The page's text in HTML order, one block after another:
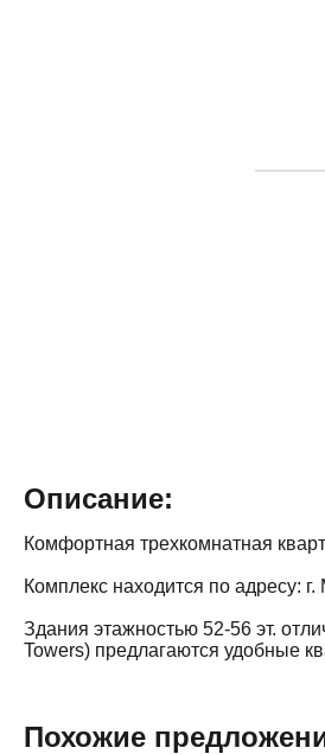
Описание:
Комфортная трехкомнатная
Комплекс находится по адресу:
Здания этажностью 52-56 эт.
Towers) предлагаются удобные
Похожие